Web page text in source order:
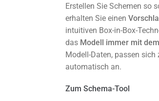
Erstellen Sie Schemen so
erhalten Sie einen
intuitiven Box-in-Box-
das Modell immer mit
Modell-Daten, passen
automatisch an.
Zum Schema-Tool